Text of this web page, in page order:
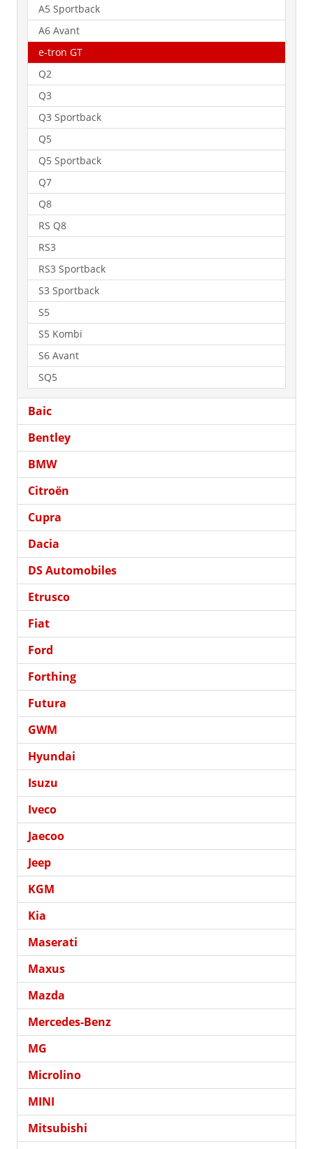
A5 Sportback
A6 Avant
e-tron GT
Q2
Q3
Q3 Sportback
Q5
Q5 Sportback
Q7
Q8
RS Q8
RS3
RS3 Sportback
S3 Sportback
S5
S5 Kombi
S6 Avant
SQ5
Baic
Bentley
BMW
Citroën
Cupra
Dacia
DS Automobiles
Etrusco
Fiat
Ford
Forthing
Futura
GWM
Hyundai
Isuzu
Iveco
Jaecoo
Jeep
KGM
Kia
Maserati
Maxus
Mazda
Mercedes-Benz
MG
Microlino
MINI
Mitsubishi